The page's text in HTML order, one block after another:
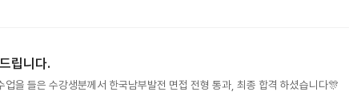
립니다.
을 들은 수강생분께서 한국남부발전 면접 전형 통과, 최종 합격 하셨습니다🎊